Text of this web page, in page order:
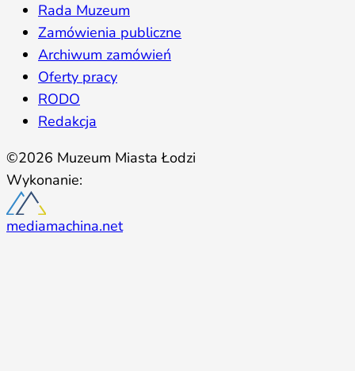
Rada Muzeum
Zamówienia publiczne
Archiwum zamówień
Oferty pracy
RODO
Redakcja
©2026 Muzeum Miasta Łodzi
Wykonanie:
mediamachina.net